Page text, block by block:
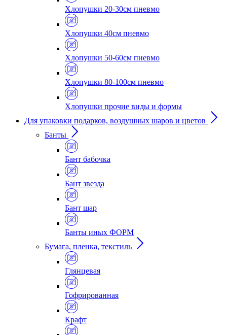
Хлопушки 20-30см пневмо
Хлопушки 40см пневмо
Хлопушки 50-60см пневмо
Хлопушки 80-100см пневмо
Хлопушки прочие виды и формы
Для упаковки подарков, воздушных шаров и цветов
Банты
Бант бабочка
Бант звезда
Бант шар
Банты иных ФОРМ
Бумага, пленка, текстиль
Глянцевая
Гофрированная
Крафт